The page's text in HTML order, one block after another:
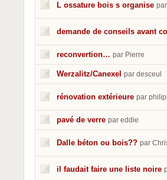
L ossature bois s organise
demande de conseils avant
reconvertion… par Pierre
Werzalitz/Canexel par desceul
rénovation extérieure par
pavé de verre par eddie
Dalle béton ou bois?? par
il faudait faire une liste noire